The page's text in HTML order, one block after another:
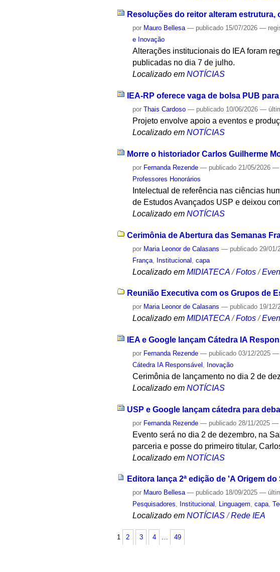
Resoluções do reitor alteram estrutura,
por Mauro Bellesa — publicado 15/07/2026—
e Inovação
Alterações institucionais do IEA foram
publicadas no dia 7 de julho.
Localizado em NOTÍCIAS
IEA-RP oferece vaga de bolsa PUB
porThais Cardoso — publicado 10/06/2026—
Projeto envolve apoio a eventos e
Localizado em NOTÍCIAS
Morre o historiador Carlos Guilherme
por Fernanda Rezende — publicado 21/05/2026—
Professores Honorários
Intelectual de referência nas ciências
de Estudos Avançados USP e deixou
Localizado em NOTÍCIAS
Cerimônia de Abertura das Semanas
por Maria Leonor de Calasans — publicado 29/
França Institucional ,capa
Localizado em MIDIATECA /Fotos /
Reunião Executiva com os Grupos de
por Maria Leonor de Calasans — publicado 19/
Localizado em MIDIATECA /Fotos /
IEA e Google lançam Cátedra IA
por Fernanda Rezende — publicado 03/12/2025—
Cátedra IA Responsável
Inovação
Cerimônia de lançamento no dia 2 de
Localizado em NOTÍCIAS
USP e Google lançam cátedra para
por Fernanda Rezende — publicado 28/11/2025—
Evento será no dia 2 de dezembro, na
parceria e posse do primeiro titular,
Localizado em NOTÍCIAS
Editora lança 2ª edição de 'A Origem
por Mauro Bellesa — publicado 18/09/2025—
Pesquisadores, Institucional , Linguagem,capa,
Localizado em NOTÍCIAS /Rede IEA
1 2 3 4 49